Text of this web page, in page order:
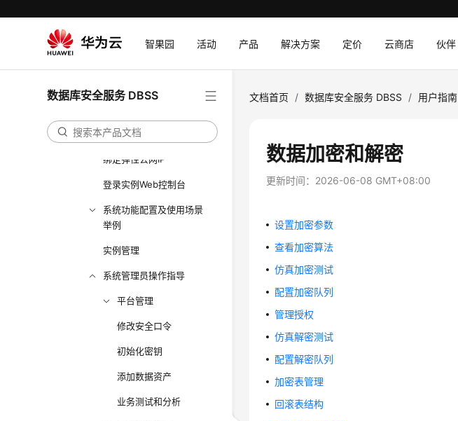
智果园 活动 产品 解决方案 定价 云商店 伙伴
数据库安全服务 DBSS
购买数据库安全服务
数据库安全审计
数据库安全加密
系列一
数据库加密与访问控制介
绍
绑定弹性公网IP
登录实例Web控制台
系统功能配置及使用场景
举例
实例管理
系统管理员操作指导
平台管理
修改安全口令
初始化密钥
添加数据资产
业务测试和分析
文档首页 / 数据库安全服务 DBSS / 用户指南
数据加密和解密
更新时间： 2026-06-08 GMT+08:00
设置加密参数
查看加密算法
仿真加密测试
配置加密队列
管理授权
仿真解密测试
配置解密队列
加密表管理
回滚表结构